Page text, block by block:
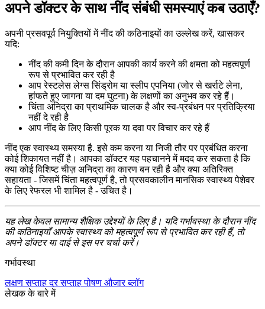
अपने डॉक्टर के साथ नींद संबंधी समस्याएं कब उठाएँ?
अपनी प्रसवपूर्व नियुक्तियों में नींद की कठिनाइयों का उल्लेख करें, खासकर
यदि:
नींद की कमी दिन के दौरान आपकी कार्य करने की क्षमता को महत्वपूर्ण
रूप से प्रभावित कर रही है
आप रेस्टलेस लेग्स सिंड्रोम या स्लीप एपनिया (जोर से खर्राटे लेना,
हांफते हुए जागना या दम घुटना) के लक्षणों का अनुभव कर रहे हैं।
चिंता अनिद्रा का प्राथमिक चालक है और स्व-प्रबंधन पर प्रतिक्रिया
नहीं दे रही है
आप नींद के लिए किसी पूरक या दवा पर विचार कर रहे हैं
नींद एक स्वास्थ्य समस्या है. इसे कम करना या निजी तौर पर प्रबंधित करना
कोई शिकायत नहीं है। आपका डॉक्टर यह पहचानने में मदद कर सकता है कि
क्या कोई विशिष्ट चीज़ अनिद्रा का कारण बन रही है और क्या अतिरिक्त
सहायता - जिसमें चिंता महत्वपूर्ण है, तो प्रसवकालीन मानसिक स्वास्थ्य पेशेवर
के लिए रेफरल भी शामिल है - उचित है।
यह लेख केवल सामान्य शैक्षिक उद्देश्यों के लिए है। यदि गर्भावस्था के दौरान नींद
की कठिनाइयाँ आपके स्वास्थ्य को महत्वपूर्ण रूप से प्रभावित कर रही हैं, तो
अपने डॉक्टर या दाई से इस पर चर्चा करें।
गर्भावस्था
लक्षणसप्ताह दर सप्ताहपोषण औजारब्लॉग
लेखक के बारे में